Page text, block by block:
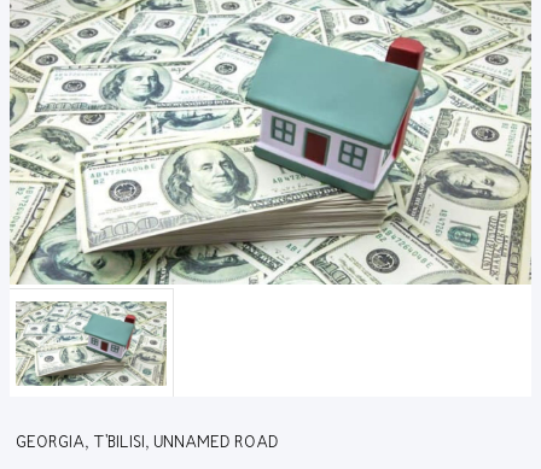
GEORGIA, T'BILISI, UNNAMED ROAD